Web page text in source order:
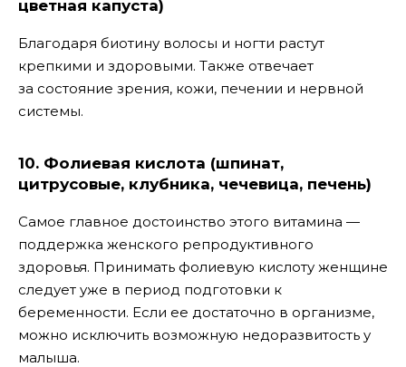
цветная капуста)
Благодаря биотину волосы и ногти растут
крепкими и здоровыми. Также отвечает
за состояние зрения, кожи, печении и нервной
системы.
10. Фолиевая кислота (шпинат,
цитрусовые, клубника, чечевица, печень)
Самое главное достоинство этого витамина —
поддержка женского репродуктивного
здоровья. Принимать фолиевую кислоту женщине
следует уже в период подготовки к
беременности. Если ее достаточно в организме,
можно исключить возможную недоразвитость у
малыша.